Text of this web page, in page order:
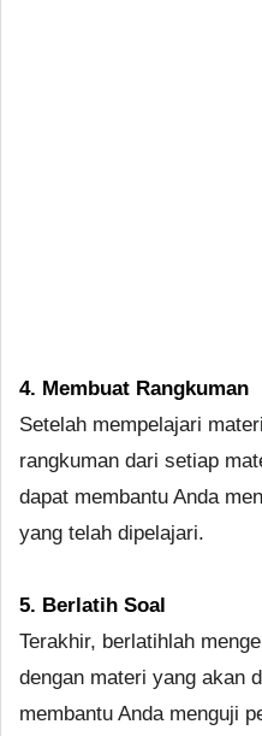
4. Membuat Rangkuman
Setelah mempelajari
rangkuman dari setiap
dapat membantu Anda
yang telah dipelajari.
5. Berlatih Soal
Terakhir, berlatihlah
dengan materi yang akan
membantu Anda menguji